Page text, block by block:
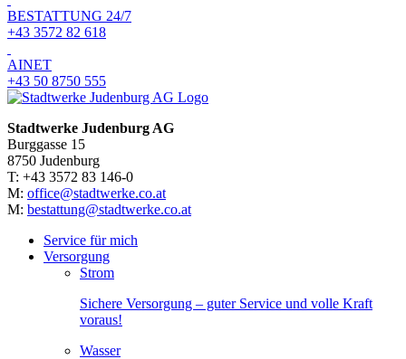
BESTATTUNG 24/7
+43 3572 82 618
AINET
+43 50 8750 555
Stadtwerke Judenburg AG
Burggasse 15
8750 Judenburg
T: +43 3572 83 146-0
M: office@stadtwerke.co.at
M: bestattung@stadtwerke.co.at
Service für mich
Versorgung
Strom
Sichere Versorgung – guter Service und volle Kraft
voraus!
Wasser